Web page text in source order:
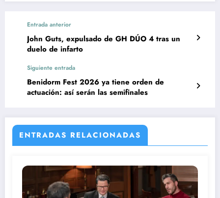
Entrada anterior
John Guts, expulsado de GH DÚO 4 tras un
duelo de infarto
Siguiente entrada
Benidorm Fest 2026 ya tiene orden de
actuación: así serán las semifinales
ENTRADAS RELACIONADAS